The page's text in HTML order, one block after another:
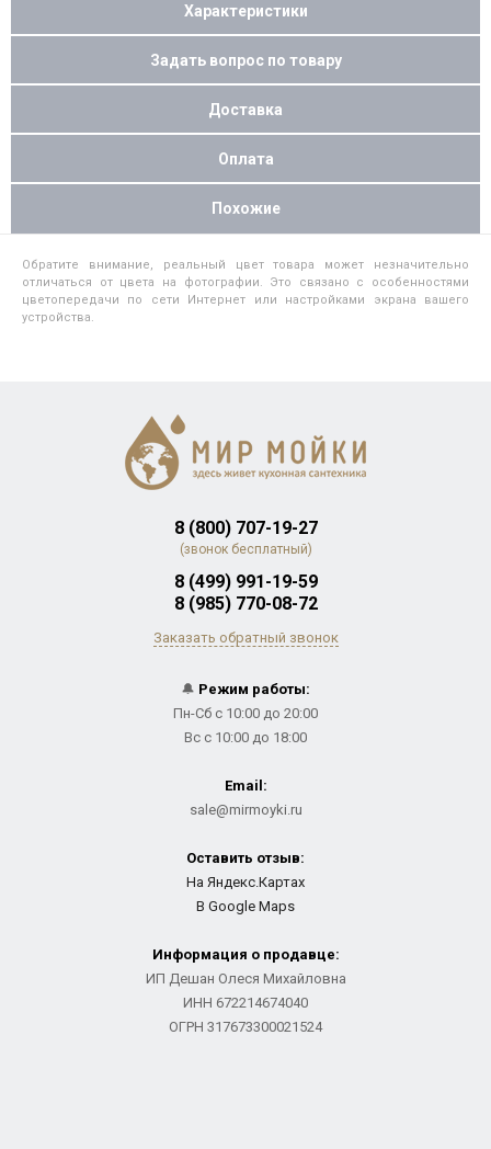
Характеристики
Задать вопрос по товару
Доставка
Оплата
Похожие
Обратите внимание, реальный цвет товара может незначительно
отличаться от цвета на фотографии. Это связано с особенностями
цветопередачи по сети Интернет или настройками экрана вашего
устройства.
8 (800) 707-19-27
(звонок бесплатный)
8 (499) 991-19-59
8 (985) 770-08-72
Заказать обратный звонок
🔔 Режим работы:
Пн-Сб с 10:00 до 20:00
Вс с 10:00 до 18:00
Email:
sale@mirmoyki.ru
Оставить отзыв:
На Яндекс.Картах
В Google Maps
Информация о продавце:
ИП Дешан Олеся Михайловна
ИНН 672214674040
ОГРН 317673300021524